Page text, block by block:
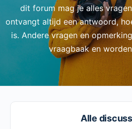
dit forum mag je alles
ontvangt altijd een antwoord,
is. Andere vragen en
vraagbaak en
Alle